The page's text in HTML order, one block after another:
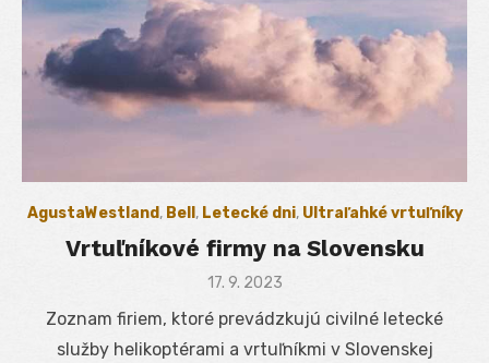
AgustaWestland, Bell , Letecké dni, Ultraľahké vrtuľníky
Vrtuľníkové firmy na Slovensku
Posted
17. 9. 2023
Zoznam firiem, ktoré prevádzkujú civilné letecké
služby helikoptérami a vrtuľníkmi v Slovenskej